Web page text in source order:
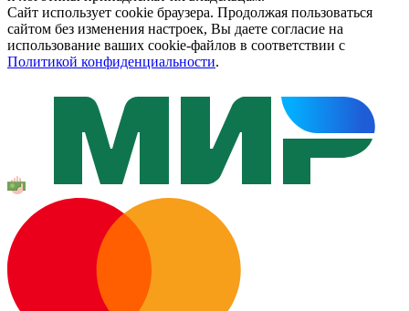
Сайт использует cookie браузера. Продолжая пользоваться
сайтом без изменения настроек, Вы даете согласие на
использование ваших cookie-файлов в соответствии с
Политикой конфиденциальности.